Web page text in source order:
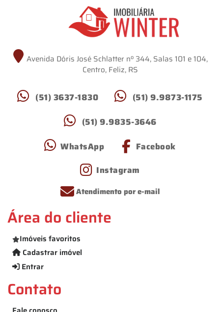
Avenida Dóris José Schlatter nº 344, Salas 101 e 104,
Centro, Feliz, RS
(51) 3637-1830
(51) 9.9873-1175
(51) 9.9835-3646
WhatsApp
Facebook
Instagram
Atendimento por e-mail
Área do cliente
Imóveis favoritos
Cadastrar imóvel
Entrar
Contato